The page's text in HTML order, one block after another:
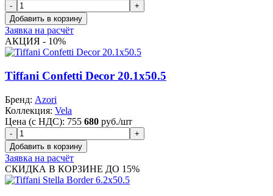
Заявка на расчёт
АКЦИЯ - 10%
Tiffani Confetti Decor 20.1x50.5
Бренд: Azori
Коллекция: Vela
Цена (с НДС): 755 680 руб./шт
Заявка на расчёт
СКИДКА В КОРЗИНЕ ДО 15%